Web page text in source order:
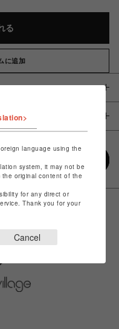
る
に追加
language using the
system, it may not be
the original content of the
for any direct or
Thank you for your
Cancel